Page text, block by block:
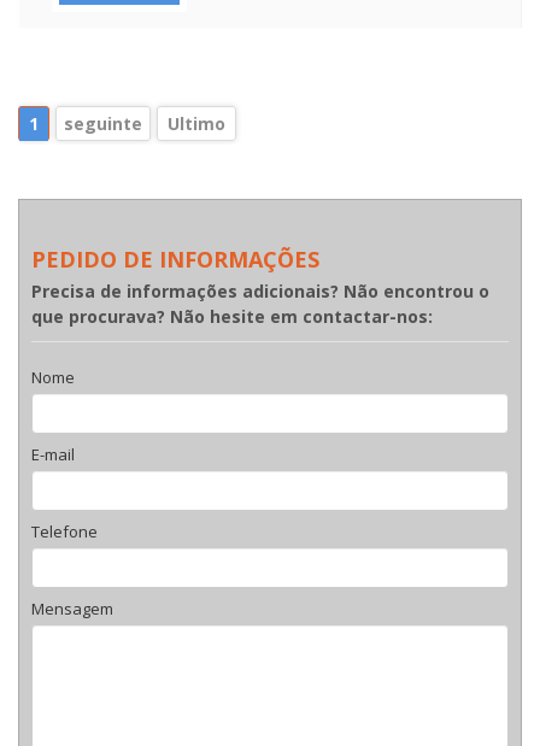
1 seguinte Ultimo
PEDIDO DE INFORMAÇÕES
Precisa de informações adicionais? Não encontrou o
que procurava? Não hesite em contactar-nos:
Nome
E-mail
Telefone
Mensagem